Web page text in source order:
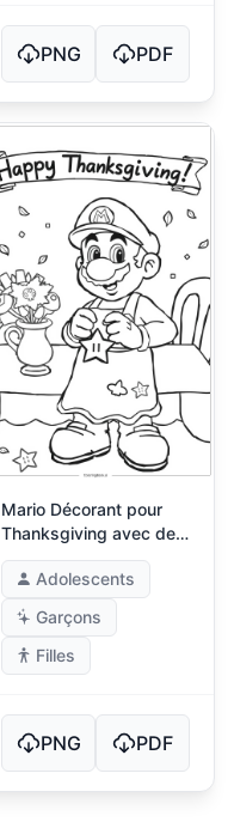
PNG PDF
Mario Décorant pour
Thanksgiving avec des
Power-Ups
Adolescents
Garçons
Filles
PNG PDF